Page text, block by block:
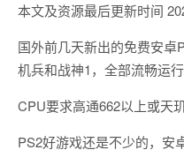
本文及资源最后更新时间
国外前几天新出的免费安卓
机兵和战神1，全部流畅运行
CPU要求高通662以上或天玑
PS2好游戏还是不少的，安